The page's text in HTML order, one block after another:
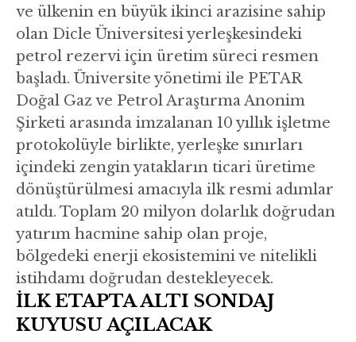
ve ülkenin en büyük ikinci arazisine sahip
olan Dicle Üniversitesi yerleşkesindeki
petrol rezervi için üretim süreci resmen
başladı. Üniversite yönetimi ile PETAR
Doğal Gaz ve Petrol Araştırma Anonim
Şirketi arasında imzalanan 10 yıllık işletme
protokolüyle birlikte, yerleşke sınırları
içindeki zengin yatakların ticari üretime
dönüştürülmesi amacıyla ilk resmi adımlar
atıldı. Toplam 20 milyon dolarlık doğrudan
yatırım hacmine sahip olan proje,
bölgedeki enerji ekosistemini ve nitelikli
istihdamı doğrudan destekleyecek.
İLK ETAPTA ALTI SONDAJ
KUYUSU AÇILACAK